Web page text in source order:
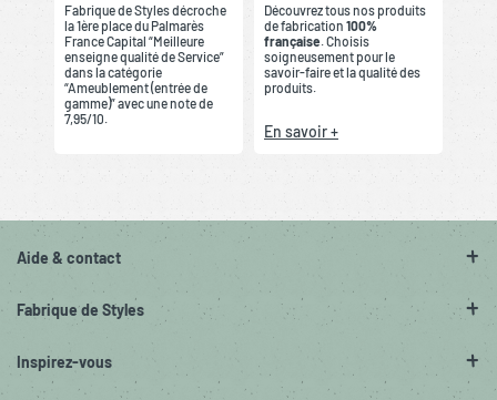
Fabrique de Styles décroche
la 1ère place du Palmarès
France Capital “Meilleure
enseigne qualité de Service”
dans la catégorie
“Ameublement (entrée de
gamme)” avec une note de
7,95/10.
Découvrez tous nos produits
de fabrication 100%
française. Choisis
soigneusement pour le
savoir-faire et la qualité des
produits.
En savoir +
Aide & contact
Fabrique de Styles
Inspirez-vous